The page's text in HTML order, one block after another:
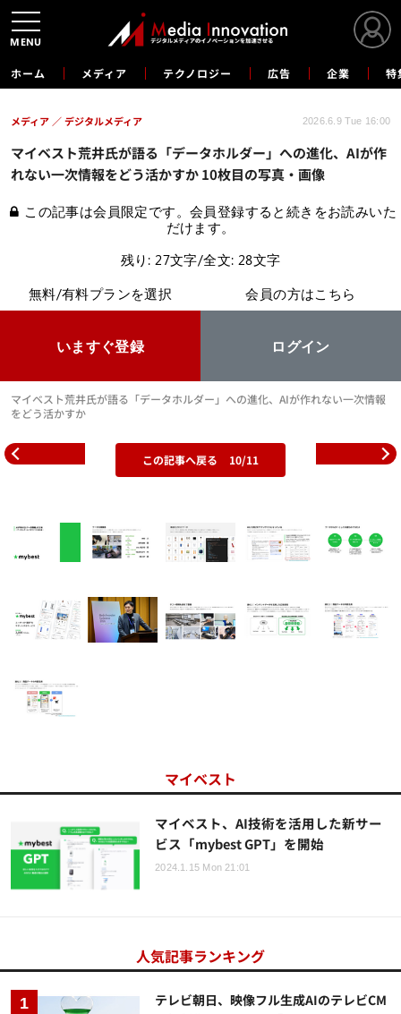
ホーム メディア テクノロジー 広告 企業 特
マイベスト荒井氏が語る「データホルダー」への進化、AIが作
れない一次情報をどう活かすか 10枚目の写真・画像
メディア デジタルメディア 2026.6.9 Tue 16:00
この記事は会員限定です。会員登録すると続きをお読みいた
だけます。
残り: 27文字/全文: 28文字
無料/有料プランを選択
いますぐ登録
会員の方はこちら
ログイン
マイベスト荒井氏が語る「データホルダー」への進化、AIが作れない一次情報
をどう活かすか
この記事へ戻る 10/11
マイベスト
マイベスト、AI技術を活用した新サー
ビス「mybest GPT」を開始
2024.1.15 Mon 21:01
人気記事ランキング
テレビ朝日、映像フル生成AIのテレビCM
MENU